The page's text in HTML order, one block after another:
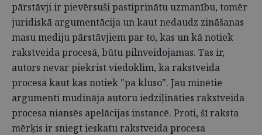
pārstāvji ir pievērsuši pastiprinātu uzmanību, tomēr
juridiskā argumentācija un kaut nedaudz zināšanas
masu mediju pārstāvjiem par to, kas un kā notiek
rakstveida procesā, būtu pilnveidojamas. Tas ir,
autors nevar piekrist viedoklim, ka rakstveida
procesā kaut kas notiek "pa kluso". Jau minētie
argumenti mudināja autoru iedziļināties rakstveida
procesa niansēs apelācijas instancē. Proti, šī raksta
mērķis ir sniegt ieskatu rakstveida procesa